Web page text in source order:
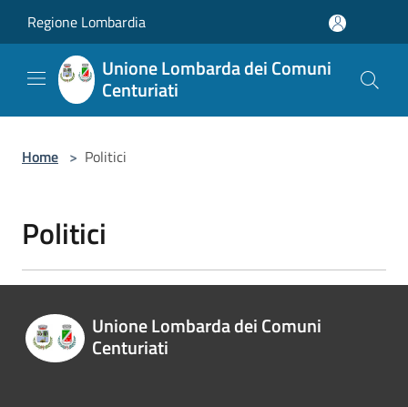
Regione Lombardia
Unione Lombarda dei Comuni
Centuriati
Home > Politici
Politici
Unione Lombarda dei Comuni
Centuriati